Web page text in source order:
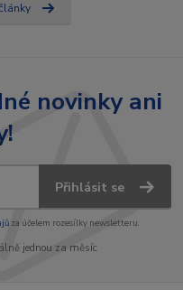
novinky ani
Přihlásit se
za účelem rozesílky newsletteru.
jednou za měsíc